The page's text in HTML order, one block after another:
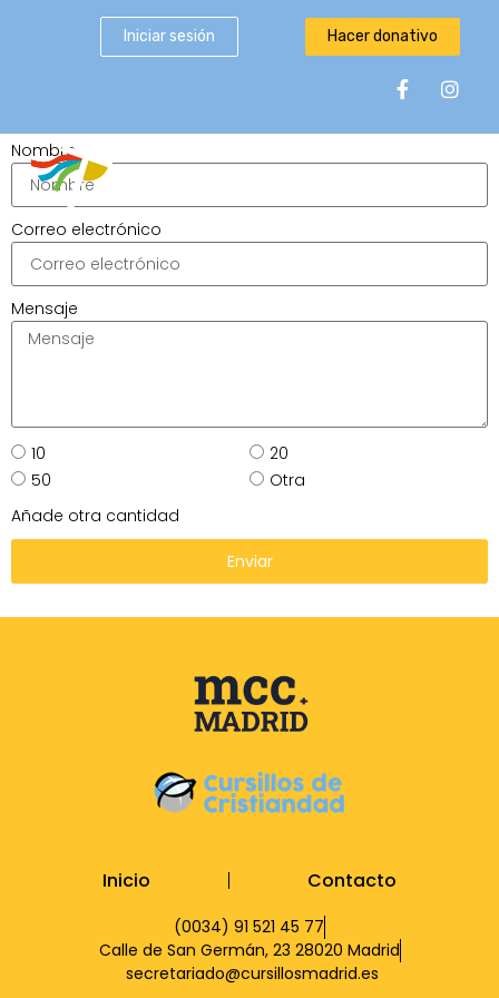
Iniciar sesión Hacer donativo
Nombre
Correo electrónico
Mensaje
10
20
50
Otra
Añade otra cantidad
Enviar
Inicio Contacto
(0034) 91 521 45 77
Calle de San Germán, 23 28020 Madrid
secretariado@cursillosmadrid.es